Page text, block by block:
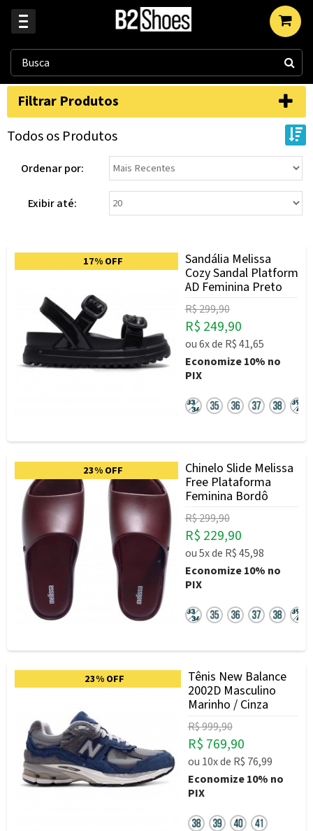
Filtrar Produtos
Todos os Produtos
Ordenar por:
Exibir até:
17% OFF
Sandália Melissa
Cozy Sandal Platform
AD Feminina Preto
R$ 299,90
R$ 249,90
ou6xde R$ 41,65
Economize10% no
PIX
23% OFF
Chinelo Slide Melissa
Free Plataforma
Feminina Bordô
R$ 299,90
R$ 229,90
ou5xde R$ 45,98
Economize10% no
PIX
23% OFF
Tênis New Balance
2002D Masculino
Marinho / Cinza
R$ 999,90
R$ 769,90
ou 10xde R$ 76,99
Economize10% no
PIX